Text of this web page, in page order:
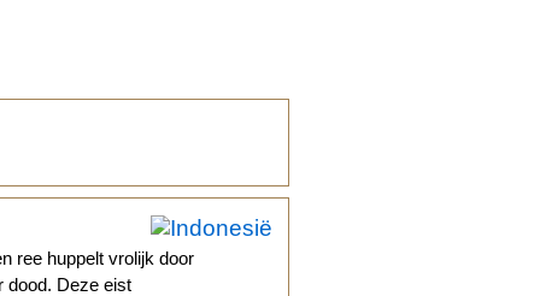
ree huppelt vrolijk door
dood. Deze eist